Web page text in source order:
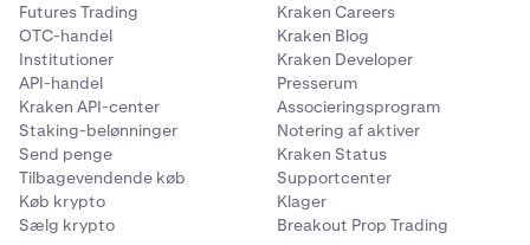
Futures Trading
OTC-handel
Institutioner
API-handel
Kraken API-center
Staking-belønninger
Send penge
Tilbagevendende køb
Køb krypto
Sælg krypto
Kraken Careers
Kraken Blog
Kraken Developer
Presserum
Associeringsprogram
Notering af aktiver
Kraken Status
Supportcenter
Klager
Breakout Prop Trading